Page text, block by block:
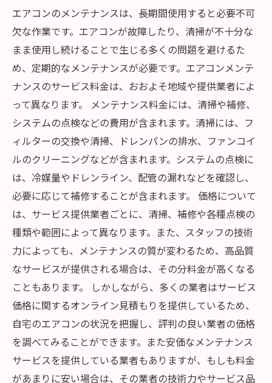
エアコンのメンテナンスは、長期間使用すると必要不可
欠な作業です。エアコンが故障したり、清掃が不十分な
まま使用し続けることで生じる多くの問題を避けるた
め、定期的なメンテナンスが必要です。エアコンメンテ
ナンスのサービス料金は、おおよそ地域や提供業者によ
って異なります。 メンテナンス料金には、清掃や補修、
システムの点検などの費用が含まれます。清掃には、フ
ィルターの交換や清掃、ドレンパンの排水、ファンコイ
ルのクリーニングなどが含まれます。システムの点検に
は、冷媒量やドレンライン、配管の漏れなどを確認し、
必要に応じて補修することが含まれます。 価格について
は、サービス提供業者ごとに、清掃、補修や各種点検の
種類や範囲によって異なります。また、スタッフの技術
力によっても、メンテナンスの質が変わるため、高品質
なサービスが提供される場合は、その分料金が高くなる
こともあります。 しかしながら、多くの業者はサービス
価格に関するオンライン見積もりを提供しているため、
自宅のエアコンの状況を把握し、評判の良い業者の価格
を調べてみることができます。また安価なメンテナンス
サービスを提供している業者もありますが、もしも料金
があまりに安い場合は、その業者の技術力やサービス品